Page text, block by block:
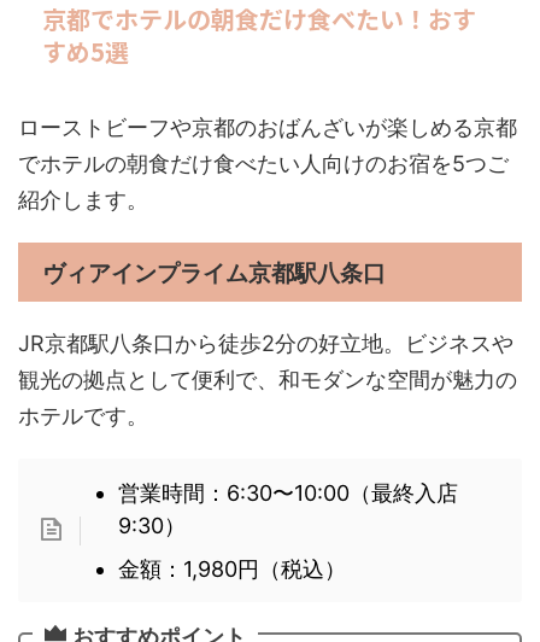
京都でホテルの朝食だけ食べたい！おす
すめ5選
ローストビーフや京都のおばんざいが楽しめる京都
でホテルの朝食だけ食べたい人向けのお宿を5つご
紹介します。
ヴィアインプライム京都駅八条口
JR京都駅八条口から徒歩2分の好立地。ビジネスや
観光の拠点として便利で、和モダンな空間が魅力の
ホテルです。
営業時間：6:30〜10:00（最終入店
9:30）
金額：1,980円（税込）
おすすめポイント